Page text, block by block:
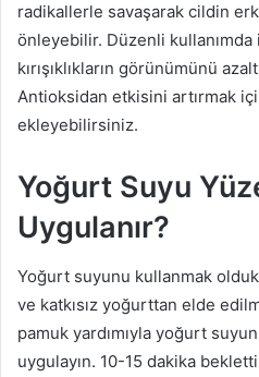
radikallerle savaşarak cildin
önleyebilir. Düzenli
kırışıklıkların görünümünü
Antioksidan etkisini artırmak
ekleyebilirsiniz.
Yoğurt Suyu
Uygulanır?
Yoğurt suyunu kullanmak
ve katkısız yoğurttan elde
pamuk yardımıyla yoğurt
uygulayın. 10-15 dakika